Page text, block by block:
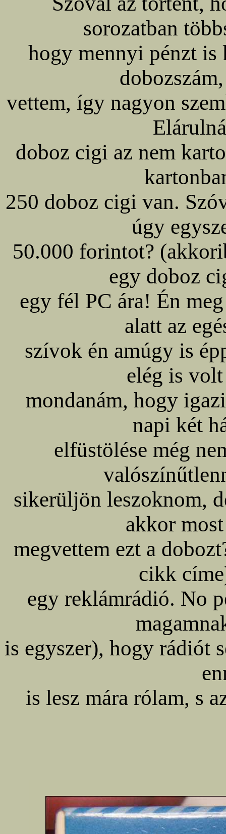
sorozatban
hogy mennyi pénzt
vettem, így nagyon
doboz cigi az nem
250 doboz cigi van.
úgy
50.000 forintot?
egy doboz
egy fél PC ára! Én
alatt az
szívok én amúgy is
elég is
mondanám, hogy
napi két
elfüstölése még
sikerüljön leszoknom,
akkor
megvettem ezt a
cikk
egy reklámrádió. No
is egyszer), hogy rádiót
is lesz mára rólam, s